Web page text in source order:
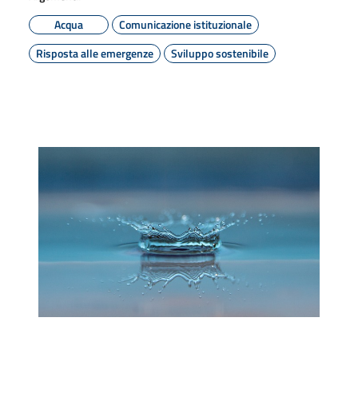
Acqua
Comunicazione istituzionale
Risposta alle emergenze
Sviluppo sostenibile